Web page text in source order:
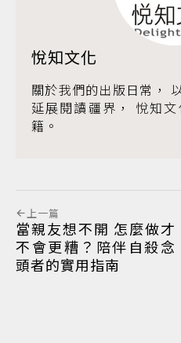
悅知文化
關於我們的出版日常，
延展閱讀疆界， 悅知
籍。
上一篇
當親友想不開 怎麼做才
不會更糟？陪伴自殺念
頭者的實用指南